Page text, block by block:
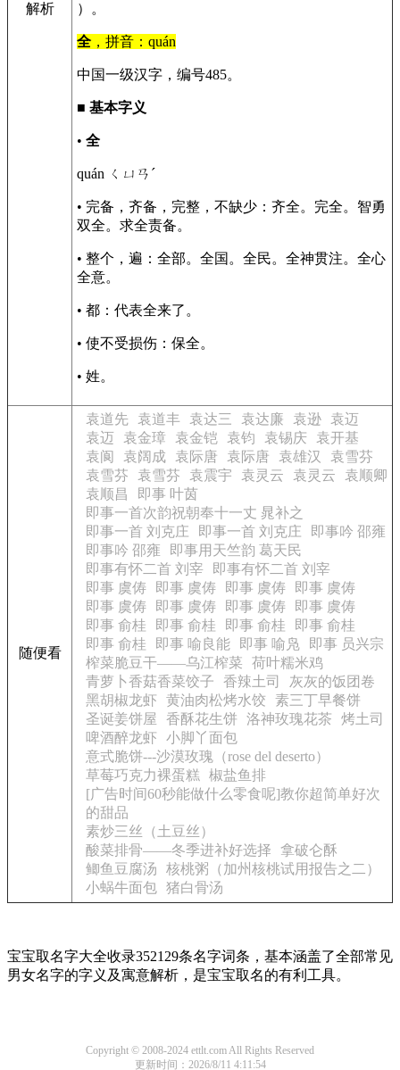
解析
）。
全 ，拼音：quán
中国一级汉字，编号485。
■ 基本字义
• 全
quán ㄑㄩㄢˊ
• 完备，齐备，完整，不缺少：齐全。完全。智勇
双全。求全责备。
• 整个，遍：全部。全国。全民。全神贯注。全心
全意。
• 都：代表全来了。
• 使不受损伤：保全。
• 姓。
随便看
袁道先 袁道丰 袁达三 袁达廉 袁逊
袁迈
袁迈
袁金璋 袁金铠 袁钧 袁锡庆
袁开基
袁阆
袁阔成 袁际唐 袁际唐 袁雄汉
袁雪芬
袁雪芬
袁雪芬 袁震宇 袁灵云 袁灵云
袁顺卿
袁顺昌
即事 叶茵
即事一首次韵祝朝奉十一丈 晁补之
即事一首 刘克庄
即事一首 刘克庄
即事吟 邵雍
即事吟 邵雍
即事用天竺韵 葛天民
即事有怀二首 刘宰
即事有怀二首 刘宰
即事 虞俦
即事 虞俦 即事 虞俦
即事 虞俦
即事 虞俦
即事 虞俦 即事 虞俦
即事 虞俦
即事 俞桂
即事 俞桂 即事 俞桂
即事 俞桂
即事 俞桂
即事 喻良能 即事 喻凫
即事 员兴宗
榨菜脆豆干——乌江榨菜
荷叶糯米鸡
青萝卜香菇香菜饺子
香辣土司
灰灰的饭团卷
黑胡椒龙虾
黄油肉松烤水饺
素三丁早餐饼
圣诞姜饼屋
香酥花生饼 洛神玫瑰花茶
烤土司
啤酒醉龙虾
小脚丫面包
意式脆饼---沙漠玫瑰（rose del deserto）
草莓巧克力裸蛋糕
椒盐鱼排
[广告时间60秒能做什么零食呢]教你超简单好次
的甜品
素炒三丝（土豆丝）
酸菜排骨——冬季进补好选择
拿破仑酥
鲫鱼豆腐汤
核桃粥（加州核桃试用报告之二）
小蜗牛面包 猪白骨汤
宝宝取名字大全收录352129条名字词条，基本涵盖了全部常见
男女名字的字义及寓意解析，是宝宝取名的有利工具。
Copyright © 2008-2024 ettlt.com All Rights Reserved
更新时间：2026/8/11 4:11:54